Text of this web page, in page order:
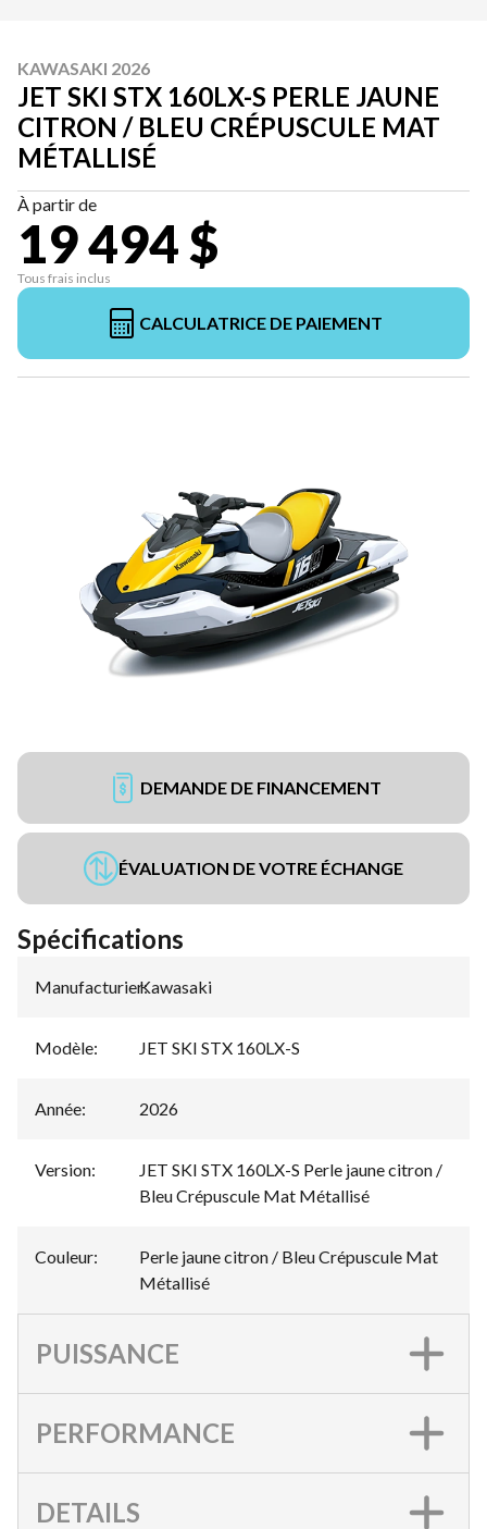
KAWASAKI 2026
JET SKI STX 160LX-S PERLE JAUNE
CITRON / BLEU CRÉPUSCULE MAT
MÉTALLISÉ
À partir de
19 494 $
Tous frais inclus
CALCULATRICE DE PAIEMENT
DEMANDE DE FINANCEMENT
ÉVALUATION DE VOTRE ÉCHANGE
Spécifications
Manufacturier:
Kawasaki
Modèle: JET SKI STX 160LX-S
Année: 2026
Version:
JET SKI STX 160LX-S Perle jaune citron /
Bleu Crépuscule Mat Métallisé
Couleur:
Perle jaune citron / Bleu Crépuscule Mat
Métallisé
PUISSANCE
PERFORMANCE
DETAILS